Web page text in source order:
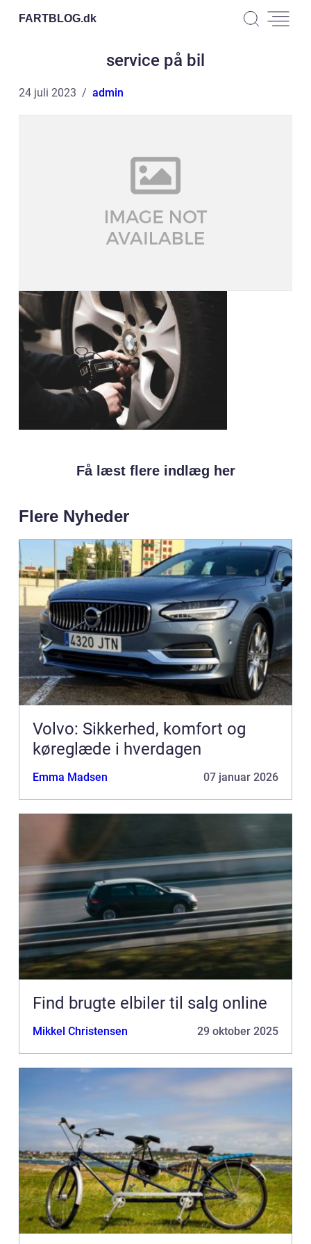
FARTBLOG.dk
service på bil
24 juli 2023 admin
Få læst flere indlæg her
Flere Nyheder
Volvo: Sikkerhed, komfort og
køreglæde i hverdagen
Emma Madsen 07 januar 2026
Find brugte elbiler til salg online
Mikkel Christensen 29 oktober 2025